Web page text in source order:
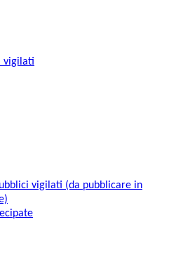
vigilati
vigilati (da pubblicare in